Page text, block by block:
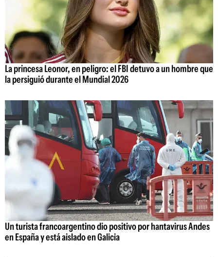
La princesa Leonor, en peligro: el FBI detuvo a un hombre que
la persiguió durante el Mundial 2026
Un turista francoargentino dio positivo por hantavirus Andes
en España y está aislado en Galicia